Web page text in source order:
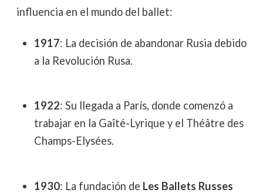
influencia en el mundo del ballet:
1917: La decisión de abandonar Rusia debido
a la Revolución Rusa.
1922: Su llegada a París, donde comenzó a
trabajar en la Gaîté-Lyrique y el Théâtre des
Champs-Elysées.
1930: La fundación de Les Ballets Russes